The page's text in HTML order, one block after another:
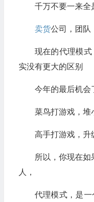
千万不要一来全
卖货公司，团队
现在的代理模
实没有更大的区别
今年的最后机会
菜鸟打游戏，堆
高手打游戏，升
所以，你现在
人，
代理模式，是